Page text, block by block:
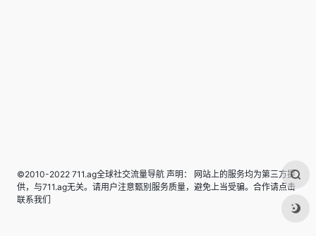
©2010-2022 711.ag全球社交流量导航 声明： 网站上的服务均为第三方提
供，与711.ag无关。请用户注意甄别服务质量，避免上当受骗。合作请点击
联系我们